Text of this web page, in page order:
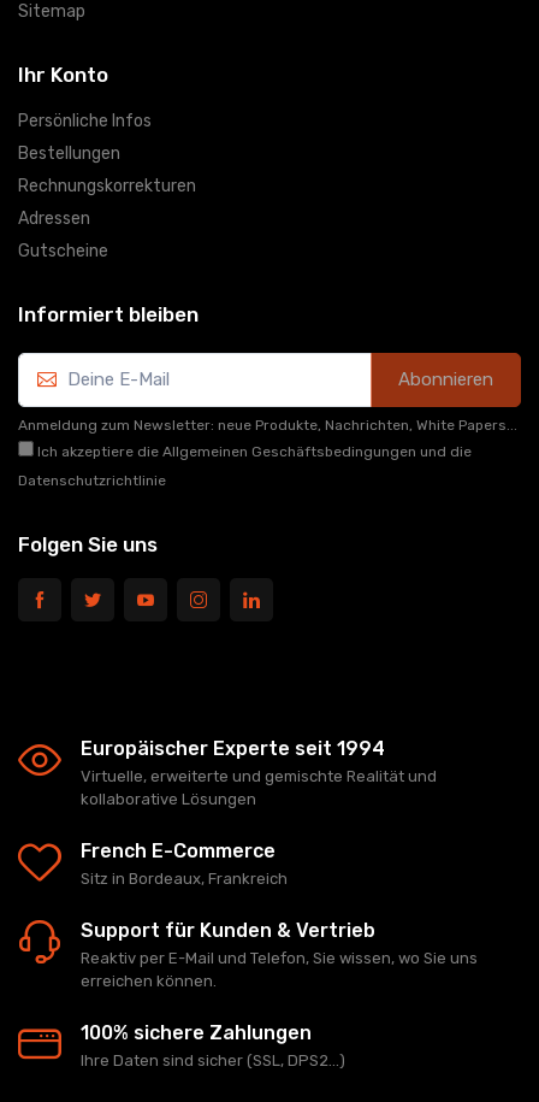
Sitemap
Ihr Konto
Persönliche Infos
Bestellungen
Rechnungskorrekturen
Adressen
Gutscheine
Informiert bleiben
Abonnieren
Anmeldung zum Newsletter: neue Produkte, Nachrichten, White Papers...
Ich akzeptiere die Allgemeinen Geschäftsbedingungen und die
Datenschutzrichtlinie
Folgen Sie uns
Europäischer Experte seit 1994
Virtuelle, erweiterte und gemischte Realität und
kollaborative Lösungen
French E-Commerce
Sitz in Bordeaux, Frankreich
Support für Kunden & Vertrieb
Reaktiv per E-Mail und Telefon, Sie wissen, wo Sie uns
erreichen können.
100% sichere Zahlungen
Ihre Daten sind sicher (SSL, DPS2...)